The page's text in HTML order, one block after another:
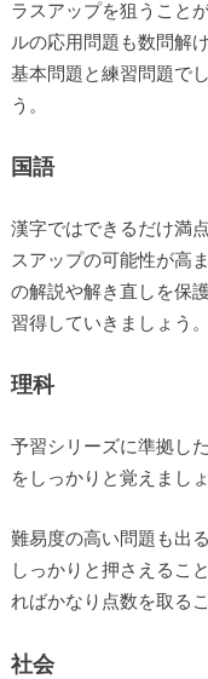
ラスアップを狙うこと
ルの応用問題も数問解
基本問題と練習問題で
う。
国語
漢字ではできるだけ満
スアップの可能性が高
の解説や解き直しを保
習得していきましょう。
理科
予習シリーズに準拠し
をしっかりと覚えましょ
難易度の高い問題も出
しっかりと押さえるこ
ればかなり点数を取る
社会